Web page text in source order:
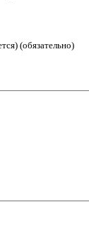
(обязательно)